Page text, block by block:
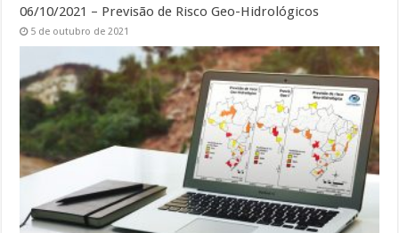
06/10/2021 – Previsão de Risco Geo-Hidrológicos
5 de outubro de 2021